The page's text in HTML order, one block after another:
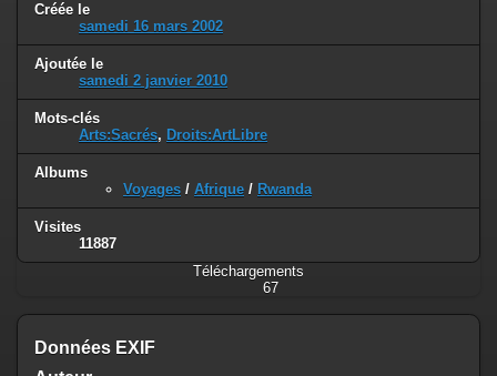
Créée le
samedi 16 mars 2002
Ajoutée le
samedi 2 janvier 2010
Mots-clés
Arts:Sacrés, Droits:ArtLibre
Albums
Voyages / Afrique / Rwanda
Visites
11887
Téléchargements
67
Données EXIF